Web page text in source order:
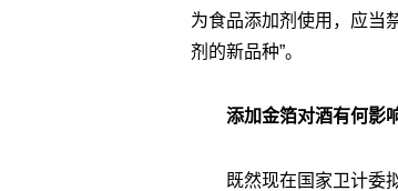
为食品添加剂使用，应当
剂的新品种”。
添加金箔对酒有何影
既然现在国家卫计委